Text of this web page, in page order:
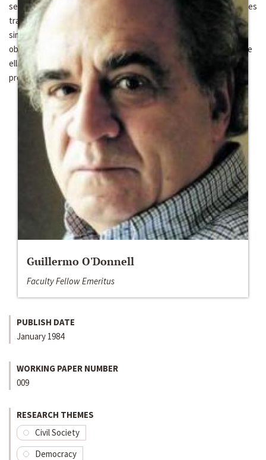
sector popular y ciertas características de sus respectivas actuales
transiciones politicas. El foco del ensayo, sin negar importantes
simituides entre ambos países, es sobre los contrastes
observables en esas y conexas dimensiones, sobre todo en lo que
ellas pueden sugerirnos respecto de los avatares actuales y
probables de la democraia en ellos.
Guillermo O'Donnell
Faculty Fellow Emeritus
PUBLISH DATE
January 1984
WORKING PAPER NUMBER
009
RESEARCH THEMES
Civil Society
Democracy